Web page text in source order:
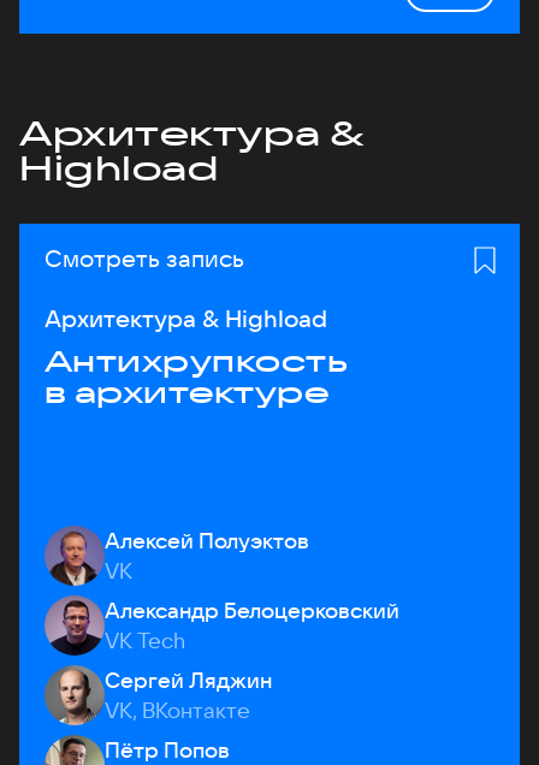
Архитектура &
Highload
Смотреть запись
Архитектура & Highload
Антихрупкость
в архитектуре
Алексей Полуэктов
VK
Александр Белоцерковский
VK Tech
Сергей Ляджин
VK, ВКонтакте
Пётр Попов